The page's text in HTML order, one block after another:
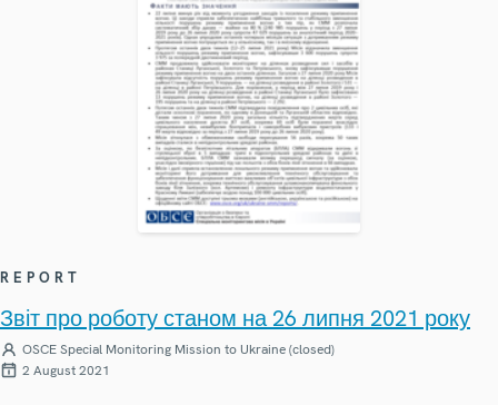
REPORT
Звіт про роботу станом на 26 липня 2021 року
OSCE Special Monitoring Mission to Ukraine (closed)
2 August 2021